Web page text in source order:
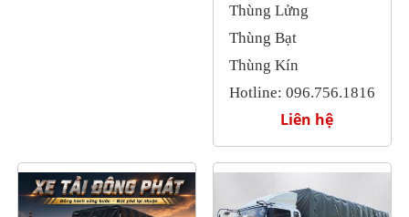
Thùng Lửng
Thùng Bạt
Thùng Kín
Hotline: 096.756.1816
Liên hệ